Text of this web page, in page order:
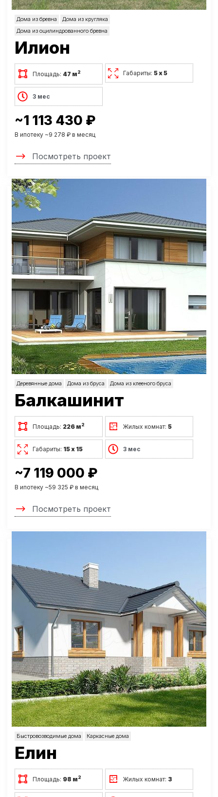
Дома из бревна
Дома из кругляка
Дома из оцилиндрованного бревна
Илион
Площадь: 47 м2 Габариты:5 х 5
3 мес
~1 113 430 ₽
В ипотеку ~9 278 ₽ в месяц
Посмотреть проект
Деревянные дома Дома из бруса Дома из клееного бруса
Балкашинит
Площадь: 226 м2 Жилых комнат:5
Габариты: 15 х 15 3 мес
~7 119 000 ₽
В ипотеку ~59 325 ₽ в месяц
Посмотреть проект
Быстровозводимые дома Каркасные дома
Елин
Площадь: 98 м2 Жилых комнат: 3